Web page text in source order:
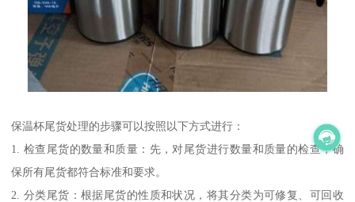
保温杯尾货处理的步骤可以按照以下方式进行：
1. 检查尾货的数量和质量：先，对尾货进行数量和质量的检查，确
保所有尾货都符合标准和要求。
2. 分类尾货：根据尾货的性质和状况，将其分类为可修复、可回收